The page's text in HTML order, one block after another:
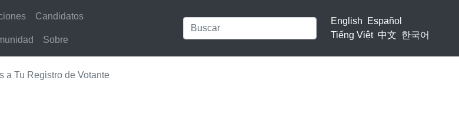
Candidatos
Sobre
English
Español
Tiếng Việt 中文 한국어
a Tu Registro de Votante